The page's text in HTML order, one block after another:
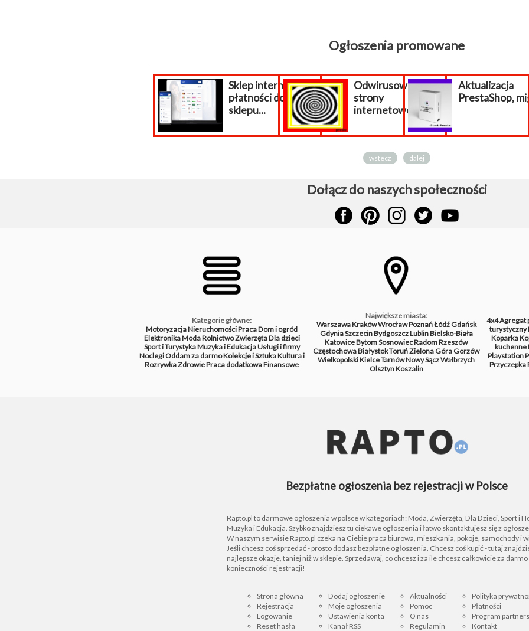
Ogłoszenia promowane
Sklep internetowy
płatności do
sklepu...
Odwirusowanie
strony
internetowej...
Aktualizacja
PrestaShop, migracja...
wstecz dalej
Dołącz do naszych społeczności
Kategorie główne:
MotoryzacjaNieruchomościPracaDom i ogród
ElektronikaModaRolnictwoZwierzętaDla dzieci
Sport i TurystykaMuzyka i EdukacjaUsługi i firmy
NoclegiOddam za darmoKolekcje i SztukaKultura i
RozrywkaZdrowiePraca dodatkowaFinansowe
Największe miasta:
WarszawaKrakówWrocławPoznańŁódźGdańsk
GdyniaSzczecinBydgoszczLublinBielsko-Biała
KatowiceBytomSosnowiecRadomRzeszów
CzęstochowaBiałystokToruńZielona GóraGorzów
WielkopolskiKielceTarnówNowy SączWałbrzych
OlsztynKoszalin
4x4Agregat
turystyczny
Koparka
kuchenne
Playstation
Przyczepka
Bezpłatne ogłoszenia bez rejestracji w Polsce
Rapto.pl to darmowe ogłoszenia w polsce w kategoriach: Moda, Zwierzęta, Dla Dzieci, Sport i
Muzyka i Edukacja. Szybko znajdziesz tu ciekawe ogłoszenia i łatwo skontaktujesz się z
W naszym serwisie Rapto.pl czeka na Ciebie praca biurowa, mieszkania, pokoje, samochody i
Jeśli chcesz coś sprzedać - prosto dodasz bezpłatne ogłoszenia. Chcesz coś kupić - tutaj
najlepsze okazje, taniej niż w sklepie. Sprzedawaj, co chcesz i za ile chcesz całkowicie za darmo
konieczności rejestracji!
Strona główna
Rejestracja
Logowanie
Reset hasła
Dodaj ogłoszenie
Moje ogłoszenia
Ustawienia konta
Kanał RSS
Aktualności
Pomoc
O nas
Regulamin
Polityka
Płatności
Program
Kontakt